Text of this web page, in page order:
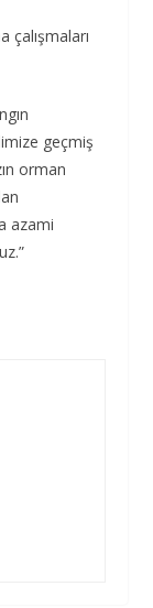
çalışmaları
geçmiş
orman
azami